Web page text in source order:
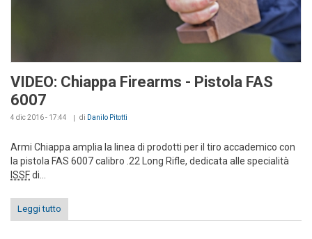
VIDEO: Chiappa Firearms - Pistola FAS
6007
4 dic 2016 - 17:44 di Danilo Pitotti
Armi Chiappa amplia la linea di prodotti per il tiro accademico con
la pistola FAS 6007 calibro .22 Long Rifle, dedicata alle specialità
ISSFdi...
Leggi tutto